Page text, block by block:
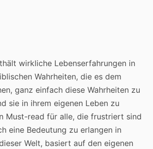
wirkliche Lebenserfahrungen in
Wahrheiten, die es dem
ganz einfach diese Wahrheiten zu
sie in ihrem eigenen Leben zu
Must-read für alle, die frustriert sind
eine Bedeutung zu erlangen in
Welt, basiert auf den eigenen